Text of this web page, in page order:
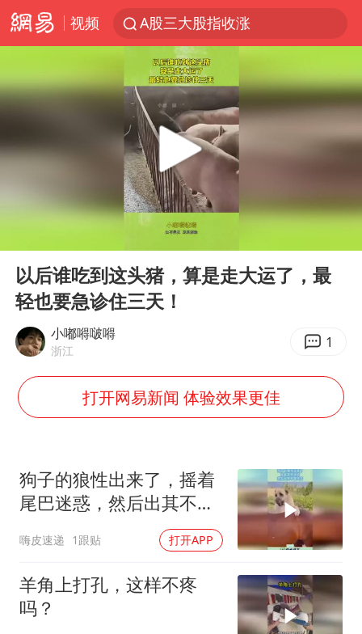
视频
A股三大股指收涨
“立秋的第一杯奶茶”又爆单了
河南撤回“领导带薪错峰休假”通知
直击泰国校园6死枪击案现场
四川宜宾市高县发生4.9级地震
国防部：坚决反制任何闹海挑衅图谋
方程豹钛9新车申报
江苏发布台风蓝色预警
命案逃犯躲进深山21年活得像野人
今日立秋你咬秋了吗
东方之约 相约未来
Play
以后谁吃到这头猪，算是走大运了，最
轻也要急诊住三天！
小嘟嘚啵嘚
浙江 1
打开网易新闻 体验效果更佳
狗子的狼性出来了，摇着
尾巴迷惑，然后出其不备
嗨皮速递 1跟贴 打开APP
羊角上打孔，这样不疼
吗？